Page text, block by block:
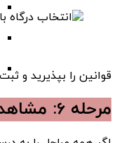
قوانین را بپذیرید و
مرحله 6: مشاهده اطلاعات سفارش